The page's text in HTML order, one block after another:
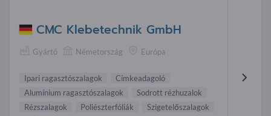
CMC Klebetechnik GmbH
Gyártó Németország Európa
Ipari ragasztószalagok
Címkeadagoló
Alumínium ragasztószalagok
Sodrott rézhuzalok
Rézszalagok
Poliészterfóliák
Szigetelőszalagok